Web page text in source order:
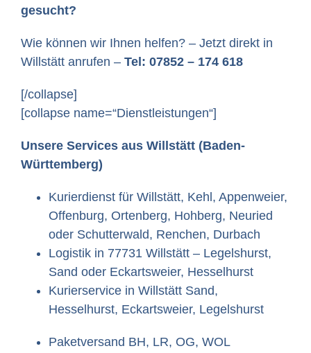
gesucht?
Wie können wir Ihnen helfen? – Jetzt direkt in
Willstätt anrufen – Tel: 07852 – 174 618
[/collapse]
[collapse name=“Dienstleistungen“]
Unsere Services aus Willstätt (Baden-
Württemberg)
Kurierdienst für Willstätt, Kehl, Appenweier,
Offenburg, Ortenberg, Hohberg, Neuried
oder Schutterwald, Renchen, Durbach
Logistik in 77731 Willstätt – Legelshurst,
Sand oder Eckartsweier, Hesselhurst
Kurierservice in Willstätt Sand,
Hesselhurst, Eckartsweier, Legelshurst
Paketversand BH, LR, OG, WOL